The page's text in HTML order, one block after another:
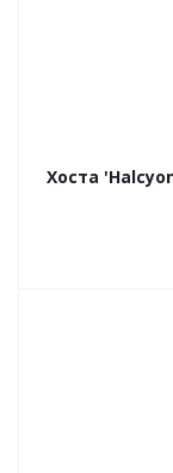
Хоста